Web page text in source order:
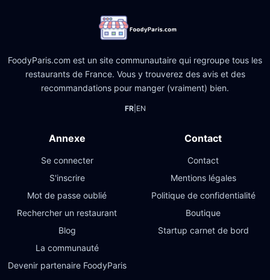
FoodyParis.com est un site communautaire qui regroupe tous les
restaurants de France. Vous y trouverez des avis et des
recommandations pour manger (vraiment) bien.
FR| EN
Annexe
Se connecter
S'inscrire
Mot de passe oublié
Rechercher un restaurant
Blog
La communauté
Devenir partenaire FoodyParis
Contact
Contact
Mentions légales
Politique de confidentialité
Boutique
Startup carnet de bord